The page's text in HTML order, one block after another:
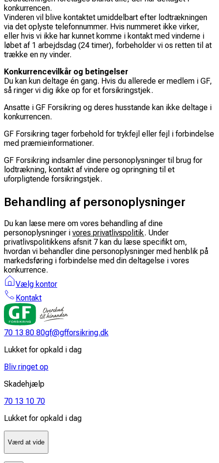
konkurrencen.
Vinderen vil blive kontaktet umiddelbart efter lodtrækningen
via det oplyste telefonnummer. Hvis nummeret ikke virker,
eller hvis vi ikke har kunnet komme i kontakt med vinderne i
løbet af 1 arbejdsdag (24 timer), forbeholder vi os retten til at
trække en ny vinder.
Konkurrencevilkår og betingelser
Du kan kun deltage én gang. Hvis du allerede er medlem i GF,
så ringer vi dig ikke op for et forsikringstjek.
Ansatte i GF Forsikring og deres husstande kan ikke deltage i
konkurrencen.
GF Forsikring tager forbehold for trykfejl eller fejl i forbindelse
med præmieinformationer.
GF Forsikring indsamler dine personoplysninger til brug for
lodtrækning, kontakt af vindere og opringning til et
uforpligtende forsikringstjek.
Behandling af personoplysninger
Du kan læse mere om vores behandling af dine
personoplysninger i vores privatlivspolitik. Under
privatlivspolitikkens afsnit 7 kan du læse specifikt om,
hvordan vi behandler dine personoplysninger med henblik på
markedsføring i forbindelse med din deltagelse i vores
konkurrence.
Vælg kontor
Kontakt
70 13 80 80gf@gfforsikring.dk
Lukket for opkald i dag
Bliv ringet op
Skadehjælp
70 13 10 70
Lukket for opkald i dag
Værd at vide